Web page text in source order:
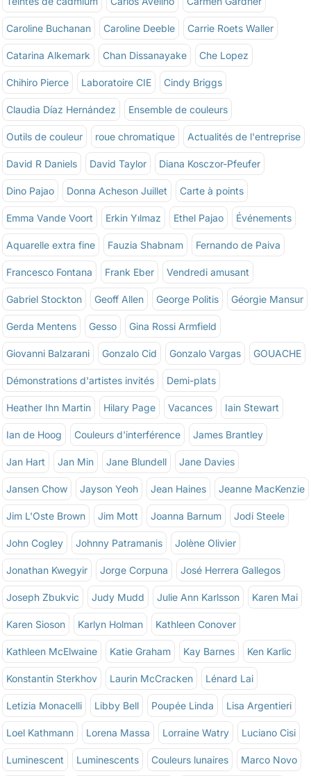
Caroline Buchanan Caroline Deeble Carrie Roets Waller
Catarina Alkemark Chan Dissanayake Che Lopez
Chihiro Pierce Laboratoire CIE Cindy Briggs
Claudia Díaz Hernández Ensemble de couleurs
Outils de couleur roue chromatique Actualités de l'entreprise
David R Daniels David Taylor Diana Kosczor-Pfeufer
Dino Pajao Donna Acheson Juillet Carte à points
Emma Vande Voort Erkin Yılmaz Ethel Pajao Événements
Aquarelle extra fine Fauzia Shabnam Fernando de Paiva
Francesco Fontana Frank Eber Vendredi amusant
Gabriel Stockton Geoff Allen George Politis Géorgie Mansur
Gerda Mentens Gesso Gina Rossi Armfield
Giovanni Balzarani Gonzalo Cid Gonzalo Vargas GOUACHE
Démonstrations d'artistes invités Demi-plats
Heather Ihn Martin Hilary Page Vacances Iain Stewart
Ian de Hoog Couleurs d'interférence James Brantley
Jan Hart Jan Min Jane Blundell Jane Davies
Jansen Chow Jayson Yeoh Jean Haines Jeanne MacKenzie
Jim L'Oste Brown Jim Mott Joanna Barnum Jodi Steele
John Cogley Johnny Patramanis Jolène Olivier
Jonathan Kwegyir Jorge Corpuna José Herrera Gallegos
Joseph Zbukvic Judy Mudd Julie Ann Karlsson Karen Mai
Karen Sioson Karlyn Holman Kathleen Conover
Kathleen McElwaine Katie Graham Kay Barnes Ken Karlic
Konstantin Sterkhov Laurin McCracken Lénard Lai
Letizia Monacelli Libby Bell Poupée Linda Lisa Argentieri
Loel Kathmann Lorena Massa Lorraine Watry Luciano Cisi
Luminescent Luminescents Couleurs lunaires Marco Novo